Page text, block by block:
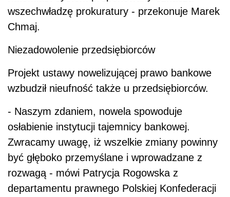
wszechwładzę prokuratury - przekonuje Marek
Chmaj.
Niezadowolenie przedsiębiorców
Projekt ustawy nowelizującej prawo bankowe
wzbudził nieufność także u przedsiębiorców.
- Naszym zdaniem, nowela spowoduje
osłabienie instytucji tajemnicy bankowej.
Zwracamy uwagę, iż wszelkie zmiany powinny
być głęboko przemyślane i wprowadzane z
rozwagą - mówi Patrycja Rogowska z
departamentu prawnego Polskiej Konfederacji